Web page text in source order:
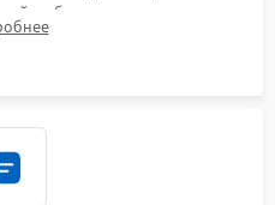
мебели и потерю тепла.
и сборка корпуса шкафа.